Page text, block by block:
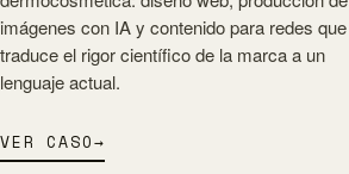
imágenes con IA y contenido para redes que
traduce el rigor científico de la marca a un
lenguaje actual.
VER CASO→